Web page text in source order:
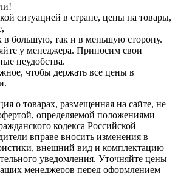
ситуацией в стране, цены на товары,
в большую, так и в меньшую сторону.
у менеджера. Приносим свои
неудобства.
чтобы держать все цены в
о товарах, размещенная на сайте, не
определяемой положениями
кодекса Российской
вправе вносить изменения в
внешний вид и комплектацию
уведомления. Уточняйте цены
менеджеров перед оформлением